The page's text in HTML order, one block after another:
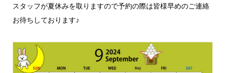
スタッフが夏休みを取りますので予約の際は皆様早めのご連絡
お待ちしております♪